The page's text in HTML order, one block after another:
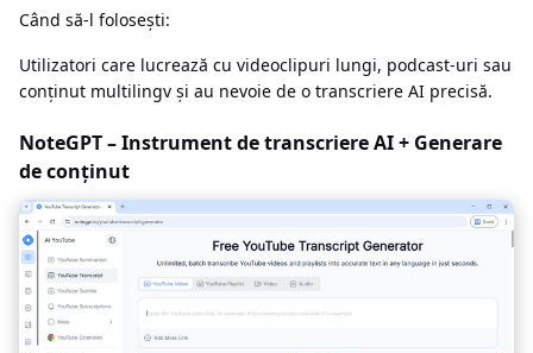
Când să-l folosești:
Utilizatori care lucrează cu videoclipuri lungi, podcast-uri sau
conținut multilingv și au nevoie de o transcriere AI precisă.
NoteGPT – Instrument de transcriere AI + Generare
de conținut